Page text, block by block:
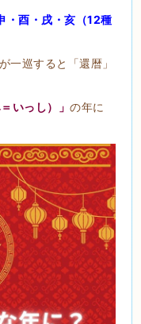
・酉・戌・亥（12種
一巡すると「還暦」
＝いっし）」の年に